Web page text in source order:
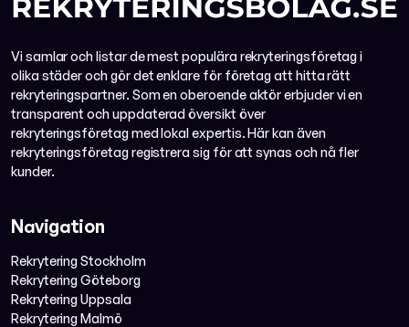
Vi samlar och listar de mest populära rekryteringsföretag i
olika städer och gör det enklare för företag att hitta rätt
rekryteringspartner. Som en oberoende aktör erbjuder vi en
transparent och uppdaterad översikt över
rekryteringsföretag med lokal expertis. Här kan även
rekryteringsföretag registrera sig för att synas och nå fler
kunder.
Navigation
Rekrytering Stockholm
Rekrytering Göteborg
Rekrytering Uppsala
Rekrytering Malmö